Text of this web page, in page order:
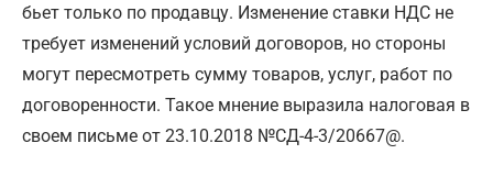
бьет только по продавцу. Изменение ставки НДС не
требует изменений условий договоров, но стороны
могут пересмотреть сумму товаров, услуг, работ по
договоренности. Такое мнение выразила налоговая в
своем письме от 23.10.2018 №СД-4-3/20667@.